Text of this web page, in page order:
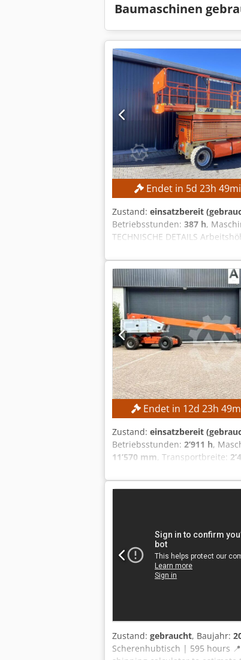
Baumaschinen
Endet in 5d 23h 49
Zustand: einsatzbereit
Betriebsstunden: 387 h,
TECHNISCHE DETAILS
360 kg Personenzahl: max. 2
Windgeschwindigkeit: max.
SL15850SP
Endet in 12d23h49
Zustand: einsatzbereit
Betriebsstunden: 2’911 h,
11’570 mm, Transportbreite:
DETAILS Arbeitshöhe: 23.000
DETAILS Kraftstofftyp: Diesel
Abmessungen & Gewicht
AUSSTATTUNG
Zustand: gebraucht, Baujahr:
Scherenhubtisch | 595 hours